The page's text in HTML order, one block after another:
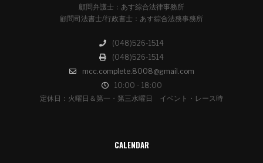
顧問弁護士：あす綜合法律事務所
顧問司法書士/行政書士：あす綜合法務事務所
(048)526-1514
(048)526-1514
mcc.complete.8008@gmail.com
10:00 - 18:00
定休日：火曜日＆第一・第三水曜日 イベント・レース時
CALENDAR